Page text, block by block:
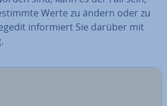
Werte zu ändern oder zu
in­for­miert Sie darüber mit